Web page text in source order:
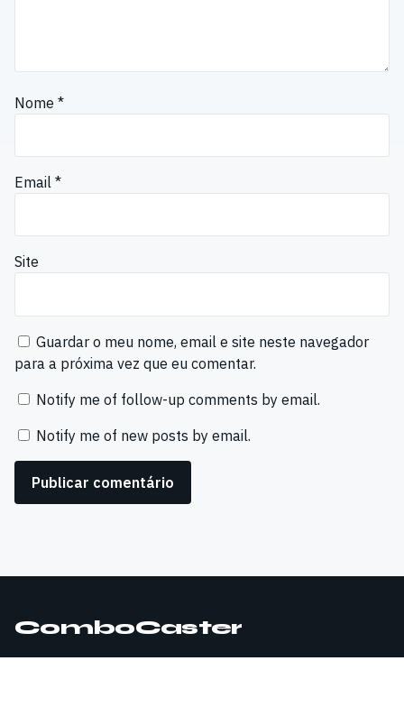
Nome *
Email *
Site
Guardar o meu nome, email e site neste navegador
para a próxima vez que eu comentar.
Notify me of follow-up comments by email.
Notify me of new posts by email.
ComboCaster